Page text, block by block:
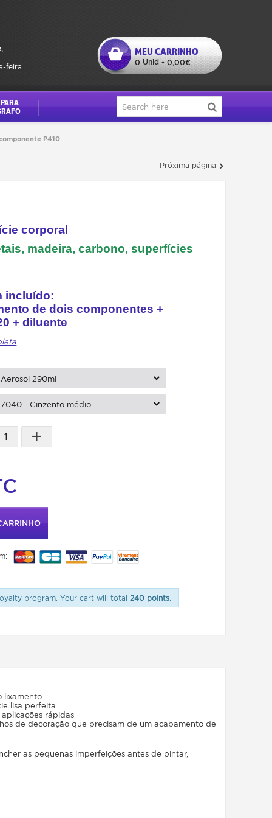
MEU CARRINHO
0 Unid - 0,00€
feira
P410
Próxima página
corporal
madeira, carbono, superfícies
incluído:
de dois componentes +
+ diluente
Aerosol 290ml
7040 - Cinzento médio
+
program. Your cart will total 240 points.
lixamento.
lisa perfeita
rápidas
de decoração que precisam de um acabamento de
as pequenas imperfeições antes de pintar,